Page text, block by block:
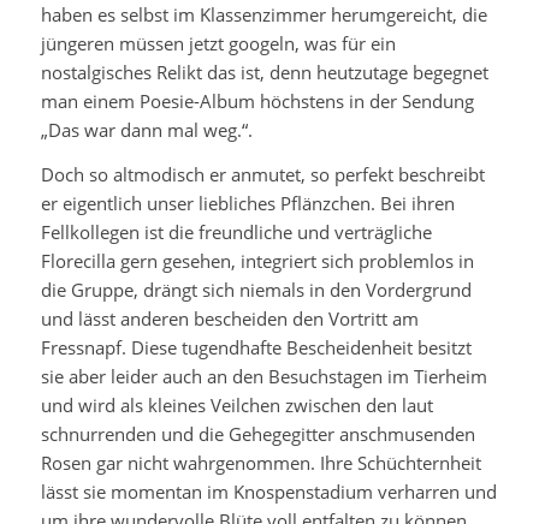
haben es selbst im Klassenzimmer herumgereicht, die
jüngeren müssen jetzt googeln, was für ein
nostalgisches Relikt das ist, denn heutzutage begegnet
man einem Poesie-Album höchstens in der Sendung
„Das war dann mal weg.“.
Doch so altmodisch er anmutet, so perfekt beschreibt
er eigentlich unser liebliches Pflänzchen. Bei ihren
Fellkollegen ist die freundliche und verträgliche
Florecilla gern gesehen, integriert sich problemlos in
die Gruppe, drängt sich niemals in den Vordergrund
und lässt anderen bescheiden den Vortritt am
Fressnapf. Diese tugendhafte Bescheidenheit besitzt
sie aber leider auch an den Besuchstagen im Tierheim
und wird als kleines Veilchen zwischen den laut
schnurrenden und die Gehegegitter anschmusenden
Rosen gar nicht wahrgenommen. Ihre Schüchternheit
lässt sie momentan im Knospenstadium verharren und